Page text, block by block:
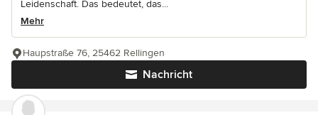
Leidenschaft. Das bedeutet, das...
Mehr
Nachricht
Haupstraße 76, 25462 Rellingen